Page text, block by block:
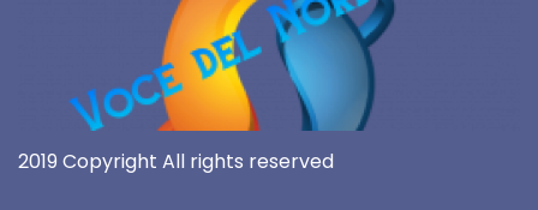
2019 Copyright All rights reserved